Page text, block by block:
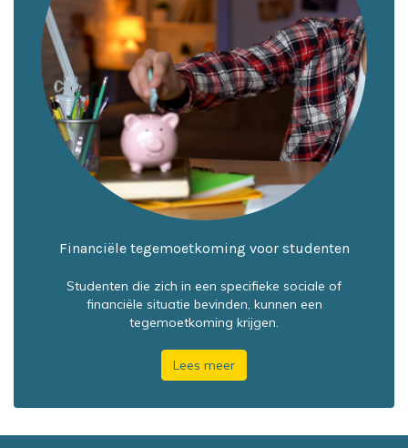
Financiële tegemoetkoming voor studenten
Studenten die zich in een specifieke sociale of
financiële situatie bevinden, kunnen een
tegemoetkoming krijgen.
Lees meer